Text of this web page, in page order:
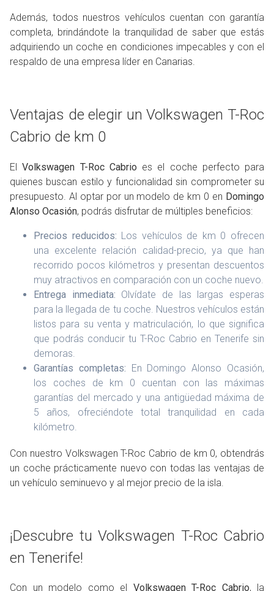
Además, todos nuestros vehículos cuentan con garantía
completa, brindándote la tranquilidad de saber que estás
adquiriendo un coche en condiciones impecables y con el
respaldo de una empresa líder en Canarias.
Ventajas de elegir un Volkswagen T-Roc
Cabrio de km 0
ElVolkswagen T-Roc Cabrio es el coche perfecto para
quienes buscan estilo y funcionalidad sin comprometer su
presupuesto. Al optar por un modelo de km 0 en Domingo
Alonso Ocasión, podrás disfrutar de múltiples beneficios:
Precios reducidos: Los vehículos de km 0 ofrecen
una excelente relación calidad-precio, ya que han
recorrido pocos kilómetros y presentan descuentos
muy atractivos en comparación con un coche nuevo.
Entrega inmediata: Olvídate de las largas esperas
para la llegada de tu coche. Nuestros vehículos están
listos para su venta y matriculación, lo que significa
que podrás conducir tu T-Roc Cabrio en Tenerife sin
demoras.
Garantías completas: En Domingo Alonso Ocasión,
los coches de km 0 cuentan con las máximas
garantías del mercado y una antigüedad máxima de
5 años, ofreciéndote total tranquilidad en cada
kilómetro.
Con nuestro Volkswagen T-Roc Cabrio de km 0, obtendrás
un coche prácticamente nuevo con todas las ventajas de
un vehículo seminuevo y al mejor precio de la isla.
¡Descubre tu Volkswagen T-Roc Cabrio
en Tenerife!
Con un modelo como el Volkswagen T-Roc Cabrio, la